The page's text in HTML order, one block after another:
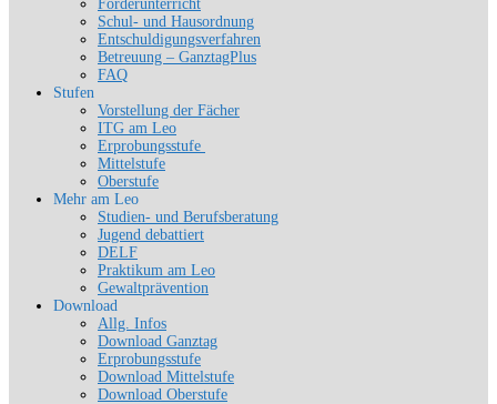
Förderunterricht
Schul- und Hausordnung
Entschuldigungsverfahren
Betreuung – GanztagPlus
FAQ
Stufen
Vorstellung der Fächer
ITG am Leo
Erprobungsstufe
Mittelstufe
Oberstufe
Mehr am Leo
Studien- und Berufsberatung
Jugend debattiert
DELF
Praktikum am Leo
Gewaltprävention
Download
Allg. Infos
Download Ganztag
Erprobungsstufe
Download Mittelstufe
Download Oberstufe